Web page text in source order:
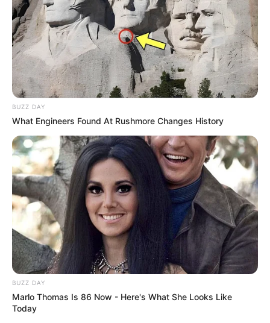
BUZZ DAY
What Engineers Found At Rushmore Changes History
BUZZ DAY
Marlo Thomas Is 86 Now - Here's What She Looks Like
Today